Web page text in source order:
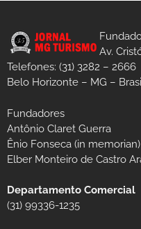
Av.
Telefones: (31) 3282 – 2666
Belo Horizonte – MG –
Fundadores
Antônio Claret Guerra
Ênio Fonseca (in memorian)
Elber Monteiro de Castro
Departamento Comercial
(31) 99336-1235